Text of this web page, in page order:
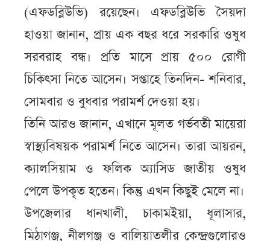
(এফডব্লিউভি) রয়েছেন। এফডব্লিউভি সৈয়দা
হাওয়া জানান, প্রায় এক বছর ধরে সরকারি ওষুধ
সরবরাহ বন্ধ। প্রতি মাসে প্রায় ৫০০ রোগী
চিকিৎসা নিতে আসেন। সপ্তাহে তিনদিন- শনিবার,
সোমবার ও বুধবার পরামর্শ দেওয়া হয়।
তিনি আরও জানান, এখানে মূলত গর্ভবতী মায়েরা
স্বাস্থ্যবিষয়ক পরামর্শ নিতে আসেন। তারা আয়রন,
ক্যালসিয়াম ও ফলিক অ্যাসিড জাতীয় ওষুধ
পেলে উপকৃত হতেন। কিন্তু এখন কিছুই মেলে না।
উপজেলার ধানখালী, চাকামইয়া, ধূলাসার,
মিঠাগঞ্জ, নীলগঞ্জ ও বালিয়াতলীর কেন্দ্রগুলোরও